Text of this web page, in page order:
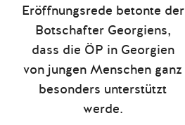
Eröffnungsrede betonte der
Botschafter Georgiens,
dass die ÖP in Georgien
von jungen Menschen ganz
besonders unterstützt
werde.